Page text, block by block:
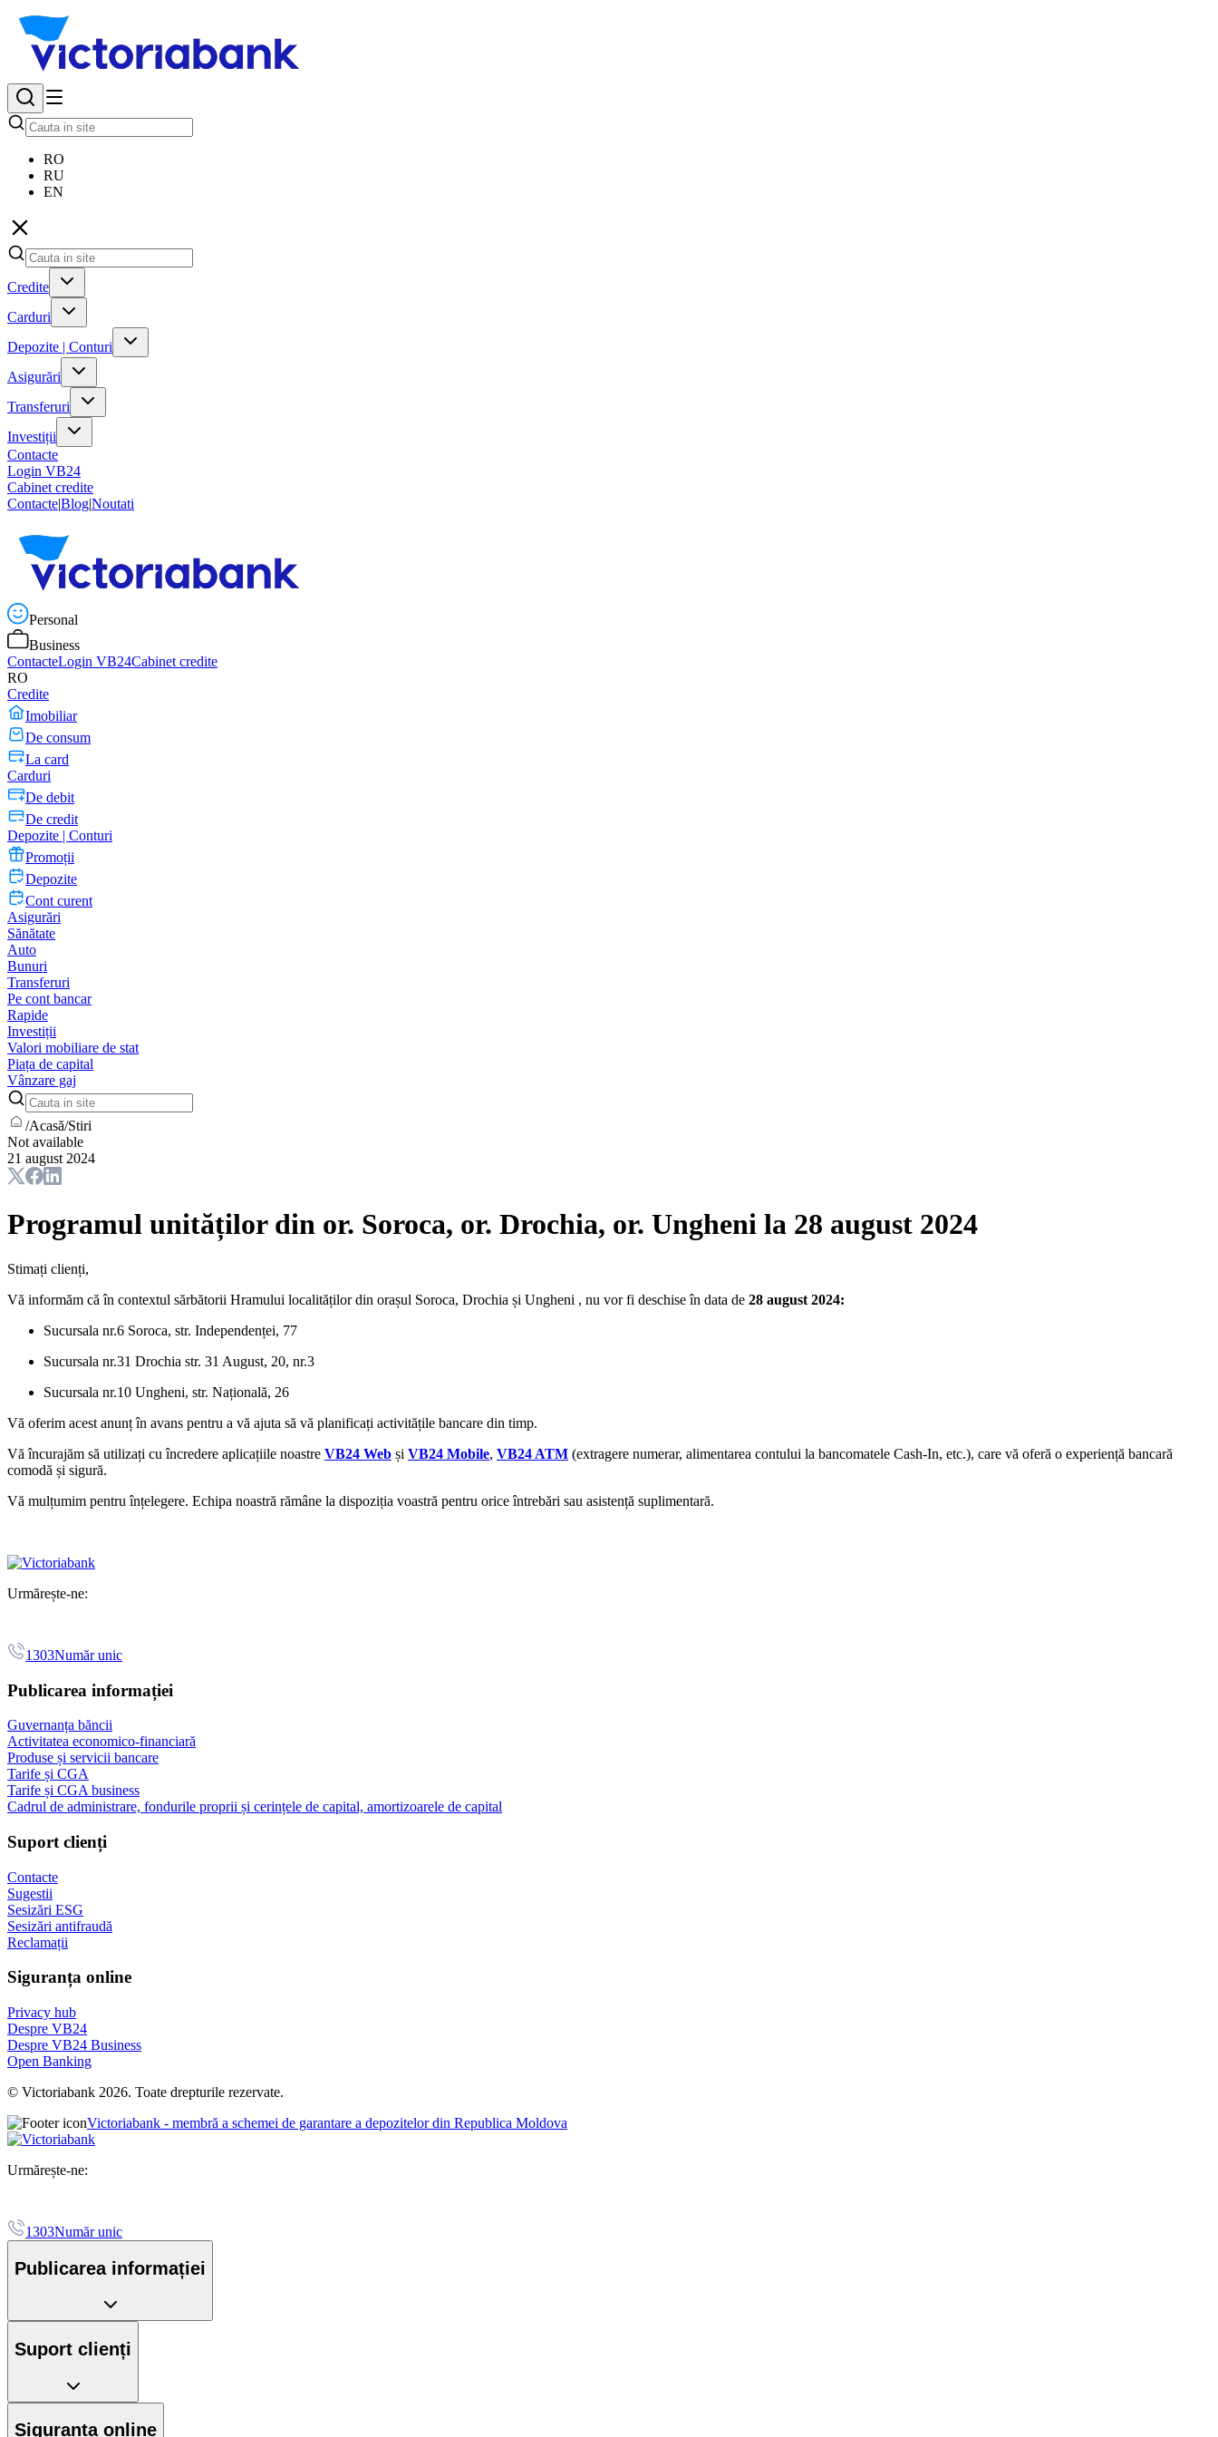
RO
RU
EN
Credite
Carduri
Depozite | Conturi
Asigurări
Transferuri
Investiții
Contacte
Login VB24
Cabinet credite
Contacte|Blog|Noutati
Personal
Business
ContacteLogin VB24Cabinet credite
RO
Credite
Imobiliar
De consum
La card
Carduri
De debit
De credit
Depozite | Conturi
Promoții
Depozite
Cont curent
Asigurări
Sănătate
Auto
Bunuri
Transferuri
Pe cont bancar
Rapide
Investiții
Valori mobiliare de stat
Piața de capital
Vânzare gaj
/Acasă/Stiri
Not available
21 august 2024
Programul unităților din or. Soroca, or. Drochia, or. Ungheni la 28 august 2024
Stimați clienți,
Vă informăm că în contextul sărbătorii Hramului localităților din orașul Soroca, Drochia și Ungheni , nu vor fi deschise în data de 28 august 2024:
Sucursala nr.6 Soroca, str. Independenței, 77
Sucursala nr.31 Drochia str. 31 August, 20, nr.3
Sucursala nr.10 Ungheni, str. Națională, 26
Vă oferim acest anunț în avans pentru a vă ajuta să vă planificați activitățile bancare din timp.
Vă încurajăm să utilizați cu încredere aplicațiile noastre VB24 Web și VB24 Mobile, VB24 ATM (extragere numerar, alimentarea contului la bancomatele Cash-In, etc.), care vă oferă o experiență bancară
comodă și sigură.
Vă mulțumim pentru înțelegere. Echipa noastră rămâne la dispoziția voastră pentru orice întrebări sau asistență suplimentară.
Urmărește-ne:
1303Număr unic
Publicarea informației
Guvernanța băncii
Activitatea economico-financiară
Produse și servicii bancare
Tarife și CGA
Tarife și CGA business
Cadrul de administrare, fondurile proprii și cerințele de capital, amortizoarele de capital
Suport clienți
Contacte
Sugestii
Sesizări ESG
Sesizări antifraudă
Reclamații
Siguranța online
Privacy hub
Despre VB24
Despre VB24 Business
Open Banking
© Victoriabank 2026. Toate drepturile rezervate.
Victoriabank - membră a schemei de garantare a depozitelor din Republica Moldova
Urmărește-ne:
1303Număr unic
Publicarea informației
Suport clienți
Siguranța online